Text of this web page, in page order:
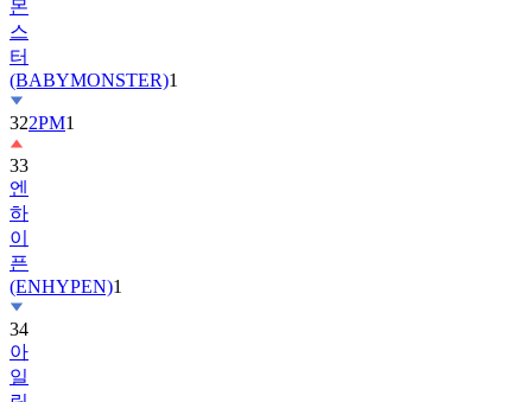
터
(BABYMONSTER)
322PM1
33
엔
하
이
픈
(ENHYPEN)
34
아
일
릿
(ILLIT)